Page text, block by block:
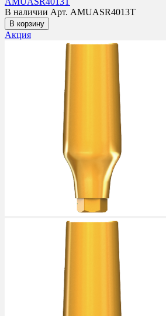
В наличии Арт. AMUASR4013T
В корзину
Акция